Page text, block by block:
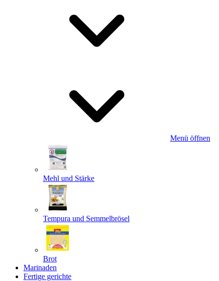
Menü öffnen
Mehl und Stärke
Tempura und Semmelbrösel
Brot
Marinaden
Fertige gerichte